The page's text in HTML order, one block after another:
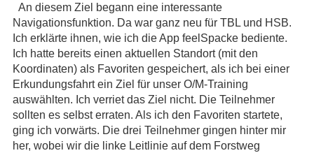
An diesem Ziel begann eine interessante
Navigationsfunktion. Da war ganz neu für TBL und HSB.
Ich erklärte ihnen, wie ich die App feelSpacke bediente.
Ich hatte bereits einen aktuellen Standort (mit den
Koordinaten) als Favoriten gespeichert, als ich bei einer
Erkundungsfahrt ein Ziel für unser O/M-Training
auswählten. Ich verriet das Ziel nicht. Die Teilnehmer
sollten es selbst erraten. Als ich den Favoriten startete,
ging ich vorwärts. Die drei Teilnehmer gingen hinter mir
her, wobei wir die linke Leitlinie auf dem Forstweg